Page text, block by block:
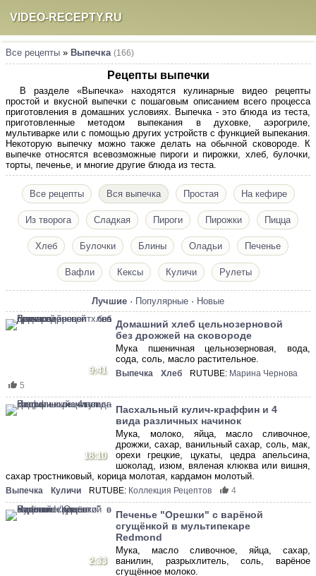
VIDEO-RECEPTY.RU
Все рецепты » Выпечка (166)
Рецепты выпечки
В разделе «Выпечка» находятся кулинарные видео рецепты
простой и вкусной выпечки с пошаговым описанием всего процесса
приготовления в домашних условиях. Выпечка - это блюда из теста,
приготовленные методом выпекания в духовке, аэрогриле,
мультиварке или с помощью других устройств с функцией выпекания.
Некоторую выпечку можно также делать на обычной сковороде. К
выпечке относятся всевозможные пироги и пирожки, хлеб, булочки,
торты, печенье, и многие другие блюда из теста.
Все рецепты Вся выпечка Простая На кефире
Из творога Сладкая Пироги Пирожки Пицца
Хлеб Булочки Блины Оладьи Печенье
Вафли Кексы Куличи Рулеты
Лучшие · Популярные · Новые
9:41
Домашний хлеб цельнозерновой
без дрожжей на сковороде
Мука пшеничная цельнозерновая, вода,
сода, соль, масло растительное.
Выпечка Хлеб RUTUBE: Марина Чернова
5
18:10
Пасхальный кулич-краффин и 4
вида различных начинок
Мука, молоко, яйца, масло сливочное,
дрожжи, сахар, ванильный сахар, соль, мак,
орехи грецкие, цукаты, цедра апельсина,
шоколад, изюм, вяленая клюква или вишня,
сахар тростниковый, корица молотая, кардамон молотый.
Выпечка Куличи RUTUBE: Коллекция Рецептов 4
2:33
Печенье "Орешки" с варёной
сгущёнкой в мультипекаре
Redmond
Мука, масло сливочное, яйца, сахар,
ванилин, разрыхлитель, соль, варёное
сгущённое молоко.